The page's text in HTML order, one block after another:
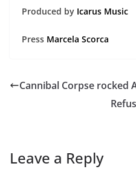
Produced by Icarus Music
Press Marcela Scorca
Cannibal Corpse rocked
Leave a Reply